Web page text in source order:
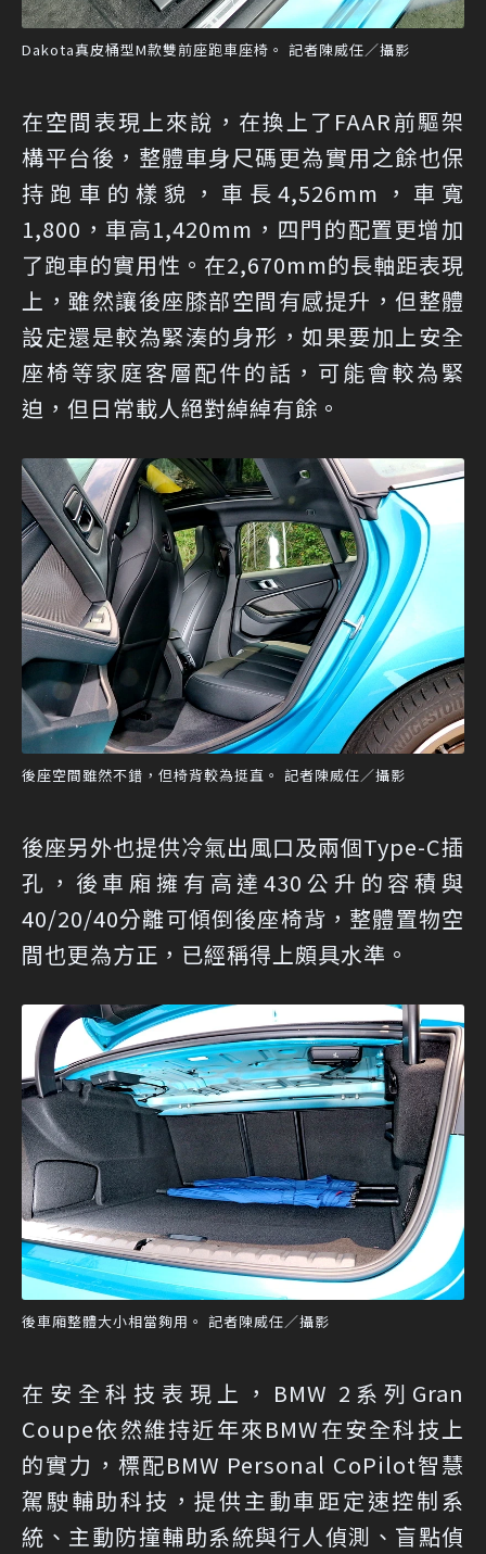
Dakota真皮桶型M款雙前座跑車座椅。 記者陳威任／攝影
在空間表現上來說，在換上了FAAR前驅架
構平台後，整體車身尺碼更為實用之餘也保
持跑車的樣貌，車長4,526mm，車寬
1,800，車高1,420mm，四門的配置更增加
了跑車的實用性。在2,670mm的長軸距表現
上，雖然讓後座膝部空間有感提升，但整體
設定還是較為緊湊的身形，如果要加上安全
座椅等家庭客層配件的話，可能會較為緊
迫，但日常載人絕對綽綽有餘。
後座空間雖然不錯，但椅背較為挺直。 記者陳威任／攝影
後座另外也提供冷氣出風口及兩個Type-C插
孔，後車廂擁有高達430公升的容積與
40/20/40分離可傾倒後座椅背，整體置物空
間也更為方正，已經稱得上頗具水準。
後車廂整體大小相當夠用。 記者陳威任／攝影
在安全科技表現上，BMW 2系列Gran
Coupe依然維持近年來BMW在安全科技上
的實力，標配BMW Personal CoPilot智慧
駕駛輔助科技，提供主動車距定速控制系
統、主動防撞輔助系統與行人偵測、盲點偵